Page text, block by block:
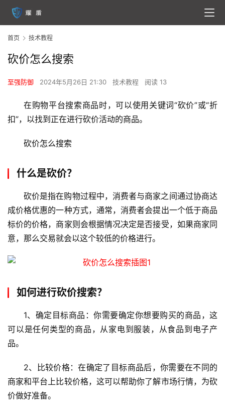
页
首页 技术教程
砍价怎么搜索
至强防御 2024年5月26日 21:30 技术教程 阅读 13
在购物平台搜索商品时，可以使用关键词“砍价”或“折
扣”，以找到正在进行砍价活动的商品。
砍价怎么搜索
什么是砍价？
砍价是指在购物过程中，消费者与商家之间通过协商达
成价格优惠的一种方式，通常，消费者会提出一个低于商品
标价的价格，商家则会根据情况决定是否接受，如果商家同
意，那么交易就会以这个较低的价格进行。
如何进行砍价搜索？
1、确定目标商品：你需要确定你想要购买的商品，这
可以是任何类型的商品，从家电到服装，从食品到电子产
品。
2、比较价格：在确定了目标商品后，你需要在不同的
商家和平台上比较价格，这可以帮助你了解市场行情，为砍
价做好准备。